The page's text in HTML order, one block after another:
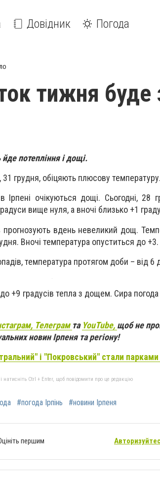
Довідник Погода
тижня буде
потепління і дощі.
31 грудня, обіцяють плюсову температуру.
очікуються дощі. Сьогодні, 28
вище нуля, а вночі близько +1
вдень невеликий дощ.
Вночі температура опуститься до +3.
температура протягом доби – від 6
до +9 градусів тепла з дощем. Сира
Телеграм та YouTube, щоб не
новин Ірпеня та регіону!
і "Покровський" стали парками
Ctrl + Enter, щоб повідомити про це редакцію
#погода Ірпінь #новини Ірпеня
першим